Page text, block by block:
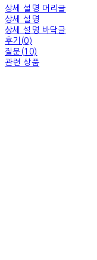
상세 설명 머리글
상세 설명
상세 설명 바닥글
후기(0)
질문(10)
관련 상품